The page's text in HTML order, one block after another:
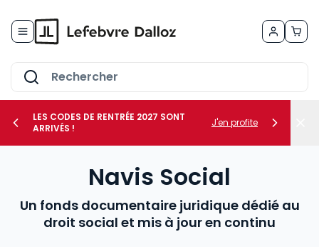
le sous-menu Vos métiers
LES CODES DE RENTRÉE 2027 SONT
ARRIVÉS !
J'en profite
Navis Social
Un fonds documentaire juridique dédié au
droit social et mis à jour en continu